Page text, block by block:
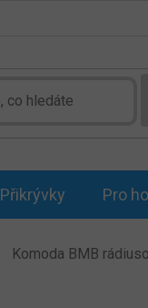
Přikrývky Pro
Komoda BMB